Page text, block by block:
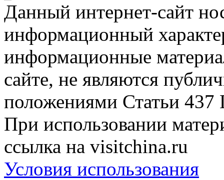
Данный интернет-сайт
информационный
информационные
сайте, не являются
положениями Статьи 437
При использовании
ссылка на visitchina.ru
Условия использования